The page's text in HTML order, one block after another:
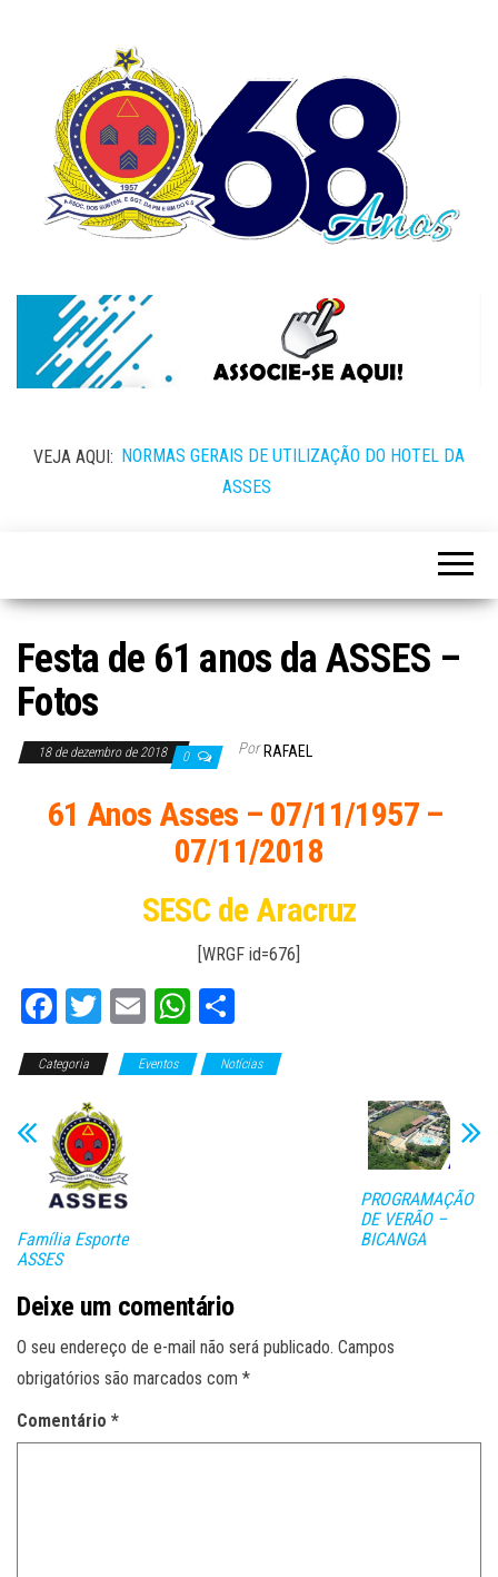
VEJA AQUI: NORMAS GERAIS DE UTILIZAÇÃO DO HOTEL DA
ASSES
Festa de 61 anos da ASSES –
Fotos
18 de dezembro de 2018 0 Por RAFAEL
61 Anos Asses – 07/11/1957 –
07/11/2018
SESC de Aracruz
[WRGF id=676]
Fa
bo
ok
T
tt
er
E
ail
W
ts m
Categoria Eventos Notícias
Família Esporte
ASSES
PROGRAMAÇÃO
DE VERÃO –
BICANGA
Deixe um comentário
O seu endereço de e-mail não será publicado. Campos
obrigatórios são marcados com *
Comentário *